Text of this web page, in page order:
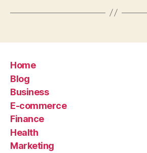
Home
Blog
Business
E-commerce
Finance
Health
Marketing